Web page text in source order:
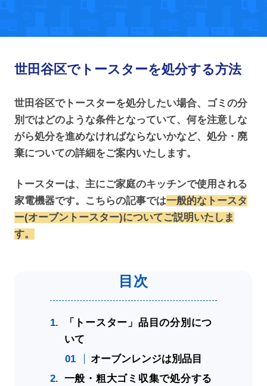
世田谷区でトースターを処分する方法
世田谷区でトースターを処分したい場合、ゴミの分
別ではどのような条件となっていて、何を注意しな
がら処分を進めなければならないかなど、処分・廃
棄についての詳細をご案内いたします。
トースターは、主にご家庭のキッチンで使用される
家電機器です。こちらの記事では一般的なトースタ
ー(オーブントースター)についてご説明いたしま
す。
「トースター」品目の分別につ
いて
オーブンレンジは別品目
一般・粗大ゴミ収集で処分する